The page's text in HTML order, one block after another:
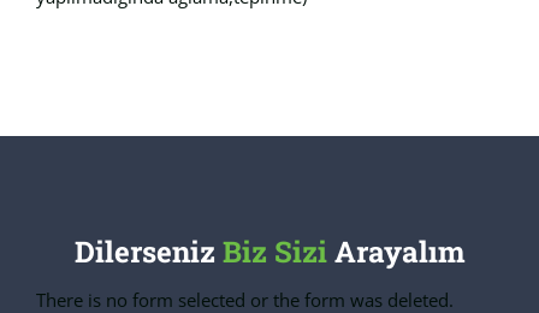
Dilerseniz Biz SiziArayalım
There is no form selected or the form was deleted.